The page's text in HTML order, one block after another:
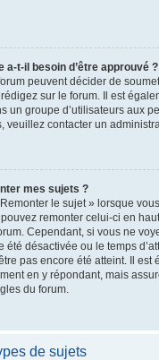
a-t-il besoin d’être approuvé ?
peuvent décider de
sur le forum. Il est
un groupe d’utilisateurs aux
veuillez contacter un
mes sujets ?
le sujet » lorsque
remonter celui-ci en
Cependant, si vous ne
été désactivée ou le temps
pas encore été atteint. Il est
en y répondant, mais
du forum.
de sujets